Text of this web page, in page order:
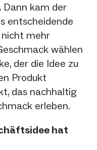
Dann kam der
entscheidende
nicht mehr
wählen
der die Idee zu
Produkt
das nachhaltig
erleben.
hat